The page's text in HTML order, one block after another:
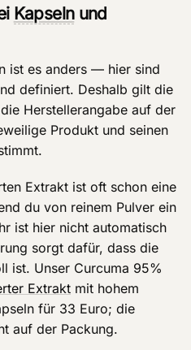
Kapselnund
ist es anders — hier sind
definiert. Deshalb gilt die
Herstellerangabe auf der
Produkt und seinen
Extrakt ist oft schon eine
du von reinem Pulver ein
ist hier nicht automatisch
sorgt dafür, dass die
ist. Unser Curcuma 95%
Extrakt mit hohem
für 33 Euro; die
auf der Packung.